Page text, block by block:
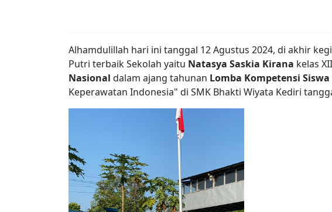
Alhamdulillah hari ini tanggal 12 Agustus 2024, di akhir
Putri terbaik Sekolah yaitu Natasya Saskia Kirana kelas XII
Nasional dalam ajang tahunan Lomba Kompetensi Siswa
Keperawatan Indonesia" di SMK Bhakti Wiyata Kediri